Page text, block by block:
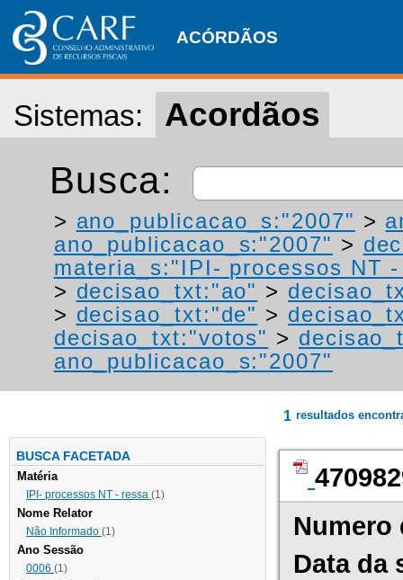
ACÓRDÃOS
Sistemas: Acordãos
Busca:
> ano_publicacao_s:"2007" >
ano_publicacao_s:"2007" >
materia_s:"IPI- processos NT
> decisao_txt:"ao" >
> decisao_txt:"de" >
decisao_txt:"votos" >
ano_publicacao_s:"2007"
BUSCA FACETADA
Matéria
IPI- processos NT - ressa (1)
Nome Relator
Não Informado (1)
Ano Sessão
0006 (1)
1 resultados
Numero
Data da